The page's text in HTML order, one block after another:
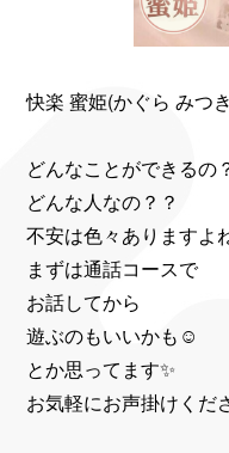
快楽 蜜姫(かぐら みつ
どんなことができるの
どんな人なの？？
不安は色々ありますよ
まずは通話コースで
お話してから
遊ぶのもいいかも☺️
とか思ってます✨
お気軽にお声掛けくだ